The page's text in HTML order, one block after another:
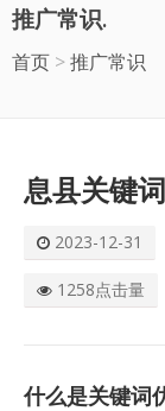
抖音推广
关于我们
推广常识.
首页 >推广常识
息县关键
2023-12-31
1258点击量
什么是关键词